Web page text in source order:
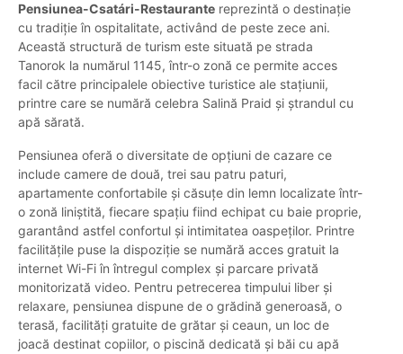
Pensiunea-Csatári-Restaurante reprezintă o destinație
cu tradiție în ospitalitate, activând de peste zece ani.
Această structură de turism este situată pe strada
Tanorok la numărul 1145, într-o zonă ce permite acces
facil către principalele obiective turistice ale stațiunii,
printre care se numără celebra Salină Praid și ștrandul cu
apă sărată.
Pensiunea oferă o diversitate de opțiuni de cazare ce
include camere de două, trei sau patru paturi,
apartamente confortabile și căsuțe din lemn localizate într-
o zonă liniștită, fiecare spațiu fiind echipat cu baie proprie,
garantând astfel confortul și intimitatea oaspeților. Printre
facilitățile puse la dispoziție se numără acces gratuit la
internet Wi-Fi în întregul complex și parcare privată
monitorizată video. Pentru petrecerea timpului liber și
relaxare, pensiunea dispune de o grădină generoasă, o
terasă, facilități gratuite de grătar și ceaun, un loc de
joacă destinat copiilor, o piscină dedicată și băi cu apă